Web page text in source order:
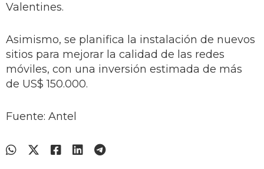
Valentines.
Asimismo, se planifica la instalación de nuevos
sitios para mejorar la calidad de las redes
móviles, con una inversión estimada de más
de US$ 150.000.
Fuente: Antel